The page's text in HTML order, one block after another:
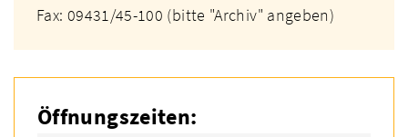
Fax: 09431/45-100 (bitte "Archiv" angeben)
Öffnungszeiten: